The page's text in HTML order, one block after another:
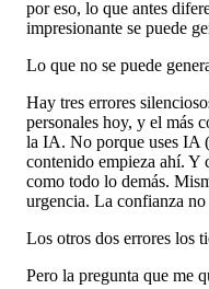
por eso, lo que antes
impresionante se puede
Lo que no se puede
Hay tres errores
personales hoy, y el más
la IA. No porque uses IA
contenido empieza ahí. Y
como todo lo demás.
urgencia. La confianza
Los otros dos errores los
Pero la pregunta que me